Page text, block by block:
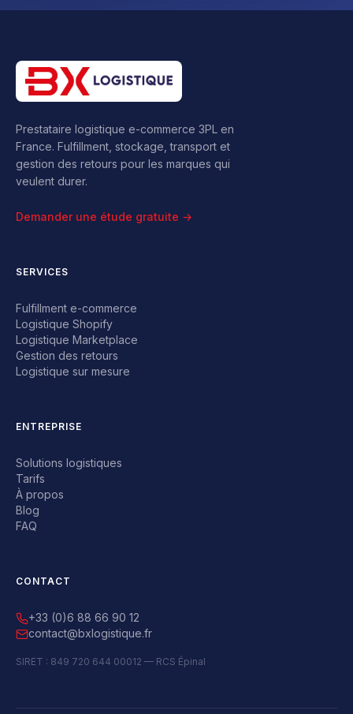
Prestataire logistique e-commerce 3PL en
France. Fulfillment, stockage, transport et
gestion des retours pour les marques qui
veulent durer.
Demander une étude gratuite →
SERVICES
Fulfillment e-commerce
Logistique Shopify
Logistique Marketplace
Gestion des retours
Logistique sur mesure
ENTREPRISE
Solutions logistiques
Tarifs
À propos
Blog
FAQ
CONTACT
+33 (0)6 88 66 90 12
contact@bxlogistique.fr
SIRET : 849 720 644 00012 — RCS Épinal